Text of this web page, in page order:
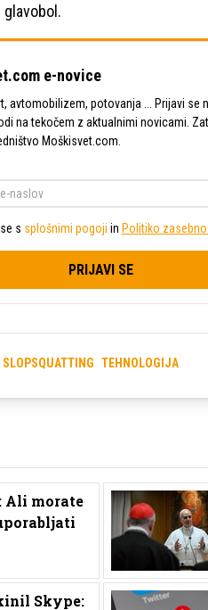
e-novice
avtomobilizem, potovanja ... Prijavi se
na tekočem z aktualnimi novicami.
Moškisvet.com.
s splošnimi pogoji in Politiko
PRIJAVI SE
SLOPSQUATTING TEHNOLOGIJA
Ali morate
Skype: